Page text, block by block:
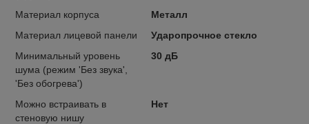
Материал корпуса
Металл
Материал лицевой панели
Ударопрочное стекло
Минимальный уровень
шума (режим 'Без звука',
'Без обогрева')
30 дБ
Можно встраивать в
стеновую нишу
Нет